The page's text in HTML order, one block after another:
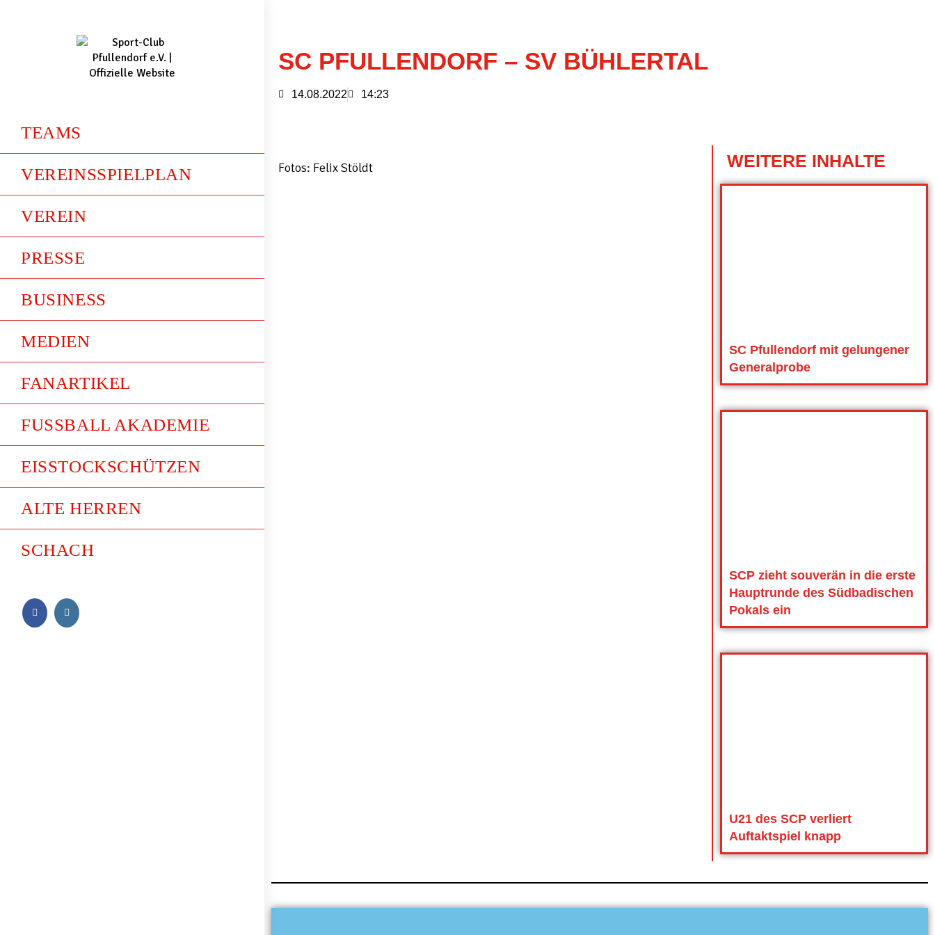
TEAMS
VEREINSSPIELPLAN
VEREIN
PRESSE
BUSINESS
MEDIEN
FANARTIKEL
FUSSBALL AKADEMIE
EISSTOCKSCHÜTZEN
ALTE HERREN
SCHACH
SC PFULLENDORF – SV BÜHLERTAL
14.08.2022 14:23
Fotos: Felix Stöldt WEITERE INHALTE
SC Pfullendorf mit gelungener
Generalprobe
SCP zieht souverän in die erste
Hauptrunde des Südbadischen
Pokals ein
U21 des SCP verliert
Auftaktspiel knapp